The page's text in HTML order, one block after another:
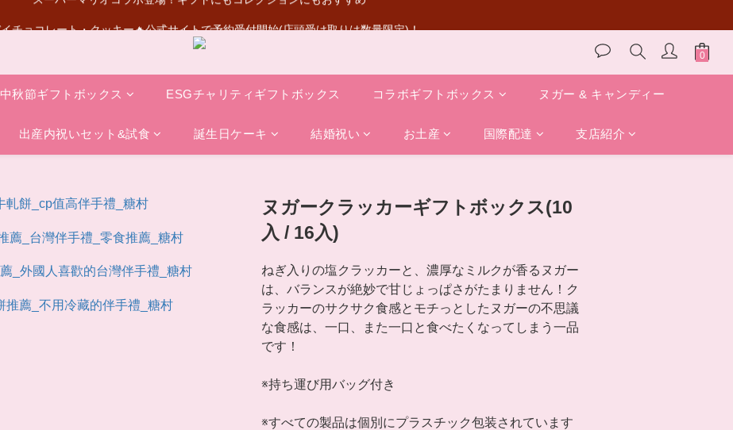
💰初めて会員登録いただきますと50元買い物代金がもらえる
スーパーマリオコラボ登場！ギフトにもコレクションにもおすすめ
中秋節ギフトボックス ESGチャリティギフトボックス コラボギフトボックス ヌガー & キャンディー
出産内祝いセット&試食 誕生日ケーキ 結婚祝い お土産 国際配達 支店紹介
ヌガークラッカーギフトボックス(10
入 / 16入)
ねぎ入りの塩クラッカーと、濃厚なミルクが香るヌガー
は、バランスが絶妙で甘じょっぱさがたまりません！ク
ラッカーのサクサク食感とモチっとしたヌガーの不思議
な食感は、一口、また一口と食べたくなってしまう一品
です！
※持ち運び用バッグ付き
※すべての製品は個別にプラスチック包装されています